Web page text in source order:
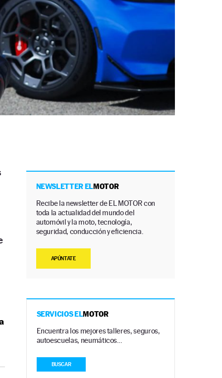
NEWSLETTER ELMOTOR
Recibe la newsletter de EL MOTOR con
toda la actualidad del mundo del
automóvil y la moto, tecnología,
seguridad, conducción y eficiencia.
APÚNTATE
SERVICIOS ELMOTOR
Encuentra los mejores talleres, seguros,
autoescuelas, neumáticos…
BUSCAR